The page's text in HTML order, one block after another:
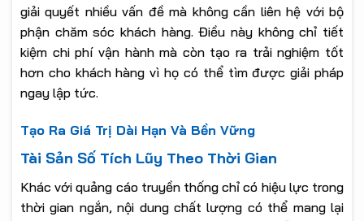
giải quyết nhiều vấn đề mà không cần liên hệ với bộ
phận chăm sóc khách hàng. Điều này không chỉ tiết
kiệm chi phí vận hành mà còn tạo ra trải nghiệm tốt
hơn cho khách hàng vì họ có thể tìm được giải pháp
ngay lập tức.
Tạo Ra Giá Trị Dài Hạn Và Bền Vững
Tài Sản Số Tích Lũy Theo Thời Gian
Khác với quảng cáo truyền thống chỉ có hiệu lực trong
thời gian ngắn, nội dung chất lượng có thể mang lại